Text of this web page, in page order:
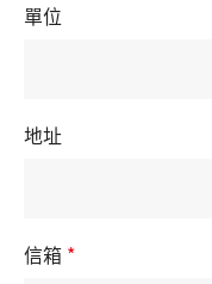
單位
地址
信箱 *